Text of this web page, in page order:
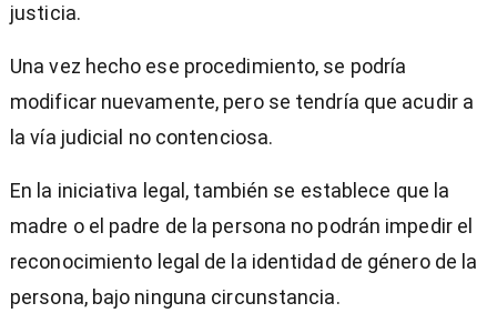
justicia.
Una vez hecho ese procedimiento, se podría
modificar nuevamente, pero se tendría que acudir a
la vía judicial no contenciosa.
En la iniciativa legal, también se establece que la
madre o el padre de la persona no podrán impedir el
reconocimiento legal de la identidad de género de la
persona, bajo ninguna circunstancia.